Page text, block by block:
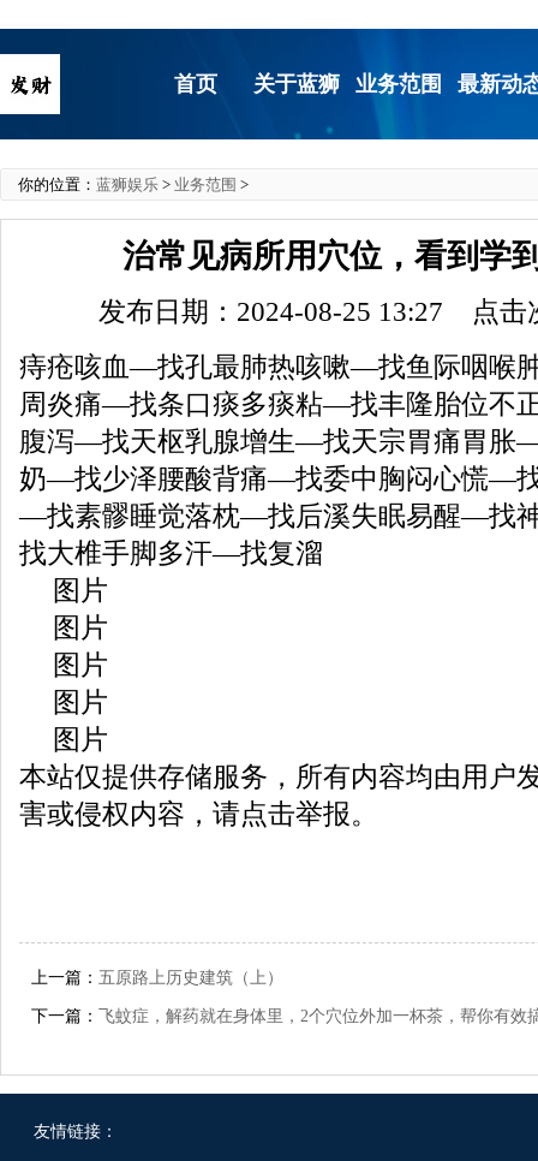
首页 关于蓝狮 业务范围 最新动
你的位置： 蓝狮娱乐 > 业务范围 >
治常见病所用穴位，看到学
发布日期：2024-08-25 13:27 点击
痔疮咳血—找孔最肺热咳嗽—找鱼际咽喉
周炎痛—找条口痰多痰粘—找丰隆胎位不
腹泻—找天枢乳腺增生—找天宗胃痛胃胀
奶—找少泽腰酸背痛—找委中胸闷心慌—
—找素髎睡觉落枕—找后溪失眠易醒—找
找大椎手脚多汗—找复溜
图片
图片
图片
图片
图片
本站仅提供存储服务，所有内容均由用户
害或侵权内容，请点击举报。
上一篇： 五原路上历史建筑（上）
下一篇： 飞蚊症，解药就在身体里，2个穴位外加一杯茶，帮你有效
友情链接：